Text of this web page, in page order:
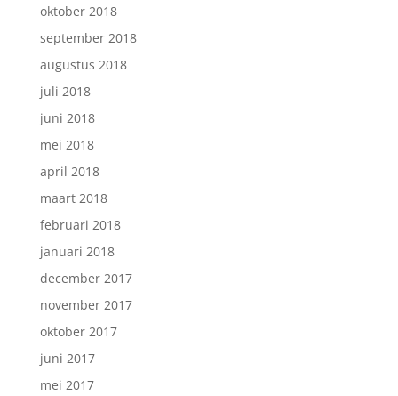
oktober 2018
september 2018
augustus 2018
juli 2018
juni 2018
mei 2018
april 2018
maart 2018
februari 2018
januari 2018
december 2017
november 2017
oktober 2017
juni 2017
mei 2017